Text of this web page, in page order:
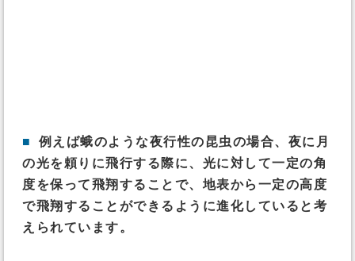
■
例えば蛾のような夜行性の昆虫の場合、夜に月
の光を頼りに飛行する際に、光に対して一定の角
度を保って飛翔することで、地表から一定の高度
で飛翔することができるように進化していると考
えられています。